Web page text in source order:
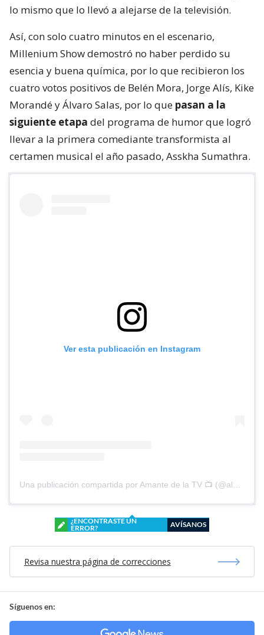
lo mismo que lo llevó a alejarse de la televisión.
Así, con solo cuatro minutos en el escenario,
Millenium Show demostró no haber perdido su
esencia y buena química, por lo que recibieron los
cuatro votos positivos de Belén Mora, Jorge Alís, Kike
Morandé y Álvaro Salas, por lo que pasan a la
siguiente etapa del programa de humor que logró
llevar a la primera comediante transformista al
certamen musical el año pasado, Asskha Sumathra.
Ver esta publicación en Instagram
¿ENCONTRASTE UN
ERROR?
AVÍSANOS
Revisa nuestra página de correcciones
Síguenos en: